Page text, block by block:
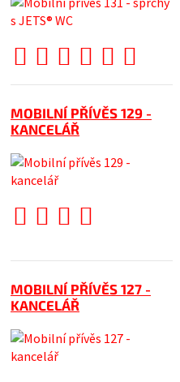
MOBILNÍ PŘÍVĚS 129 -
KANCELÁŘ
MOBILNÍ PŘÍVĚS 127 -
KANCELÁŘ